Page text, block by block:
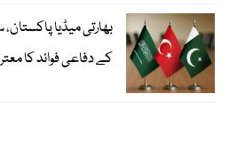
بھارتی میڈیا
کے دفاعی فوائد کا